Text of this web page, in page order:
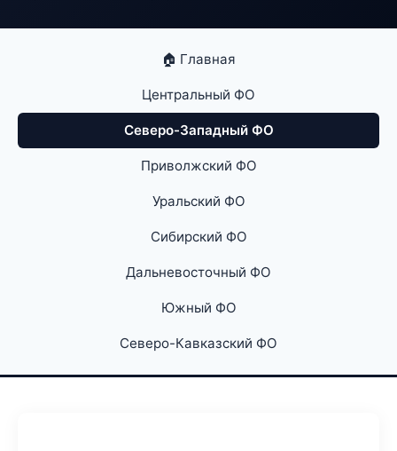
🏠 Главная
Центральный ФО
Северо-Западный ФО
Приволжский ФО
Уральский ФО
Сибирский ФО
Дальневосточный ФО
Южный ФО
Северо-Кавказский ФО